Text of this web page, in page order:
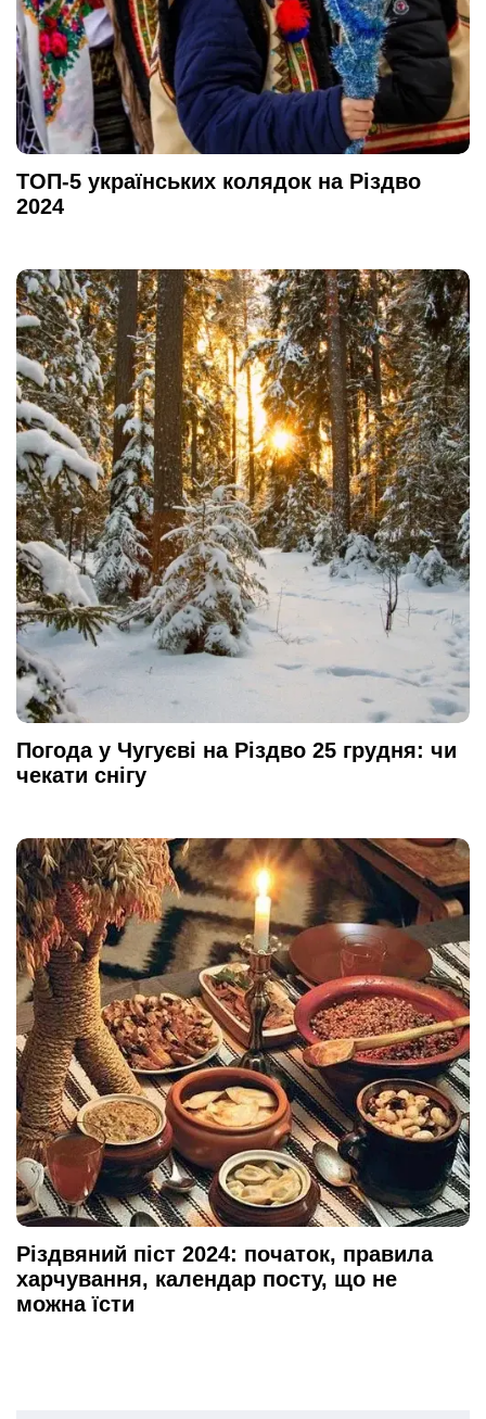
ТОП-5 українських колядок на Різдво
2024
Погода у Чугуєві на Різдво 25 грудня: чи
чекати снігу
Різдвяний піст 2024: початок, правила
харчування, календар посту, що не
можна їсти